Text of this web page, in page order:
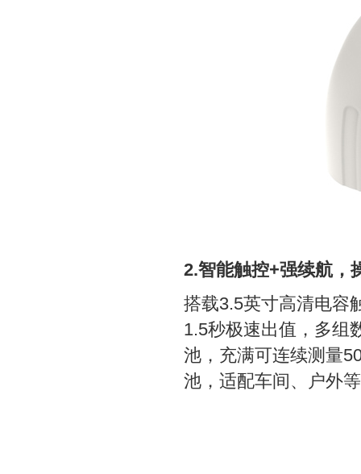
2.智能触控+强续航，
搭载3.5英寸高清电容
1.5秒极速出值，多组
池，充满可连续测量
池，适配车间、户外